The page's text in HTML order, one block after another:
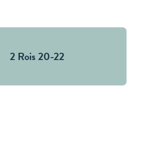
2 Rois 20-22